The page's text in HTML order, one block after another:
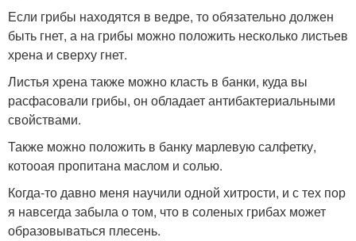
Если грибы находятся в ведре, то обязательно должен
быть гнет, а на грибы можно положить несколько листьев
хрена и сверху гнет.
Листья хрена также можно класть в банки, куда вы
расфасовали грибы, он обладает антибактериальными
свойствами.
Также можно положить в банку марлевую салфетку,
котооая пропитана маслом и солью.
Когда-то давно меня научили одной хитрости, и с тех пор
я навсегда забыла о том, что в соленых грибах может
образовываться плесень.